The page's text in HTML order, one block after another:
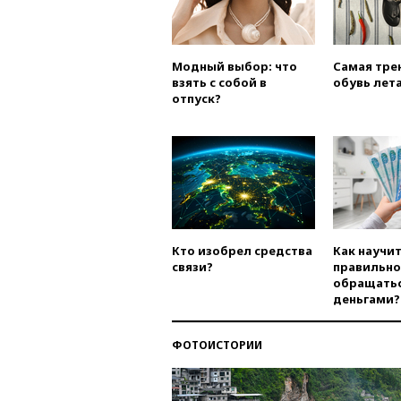
Модный выбор: что
взять с собой в
отпуск?
Самая
обувь
Кто изобрел средства
связи?
Как
правильно
деньгами?
ФОТОИСТОРИИ